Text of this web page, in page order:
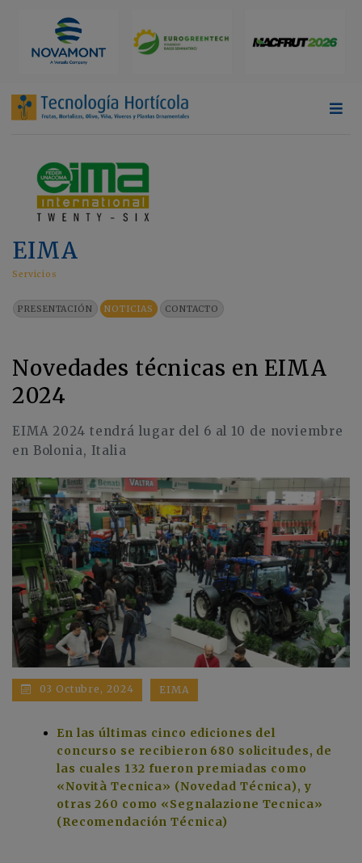
EIMA
Servicios
PRESENTACIÓN NOTICIAS CONTACTO
Novedades técnicas en EIMA
2024
EIMA 2024 tendrá lugar del 6 al 10 de noviembre
en Bolonia, Italia
03 Octubre, 2024 EIMA
En las últimas cinco ediciones del
concurso se recibieron 680 solicitudes, de
las cuales 132 fueron premiadas como
«Novità Tecnica» (Novedad Técnica), y
otras 260 como «Segnalazione Tecnica»
(Recomendación Técnica)